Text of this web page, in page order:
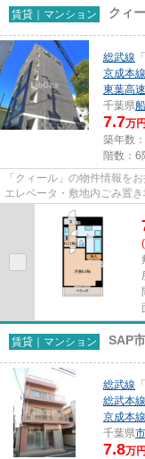
賃貸｜マンション クィ
総武線 「
京成本線
東葉高
千葉県
7.7万円
築年数
階数：6
「クィール」の物件情報を
エレベータ・敷地内ごみ置
通の利便性が高いです。徒歩
賃貸｜マンション SAP市
総武線 「
総武本線
京成本線
千葉県
7.8万円